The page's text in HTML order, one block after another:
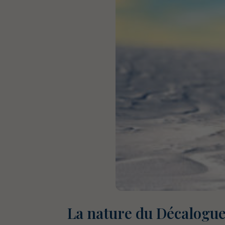
La nature du